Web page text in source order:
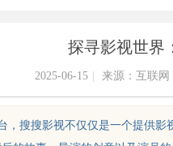
探寻影视世界
2025-06-15 来源：互联网
，搜搜影视不仅仅是一个提供